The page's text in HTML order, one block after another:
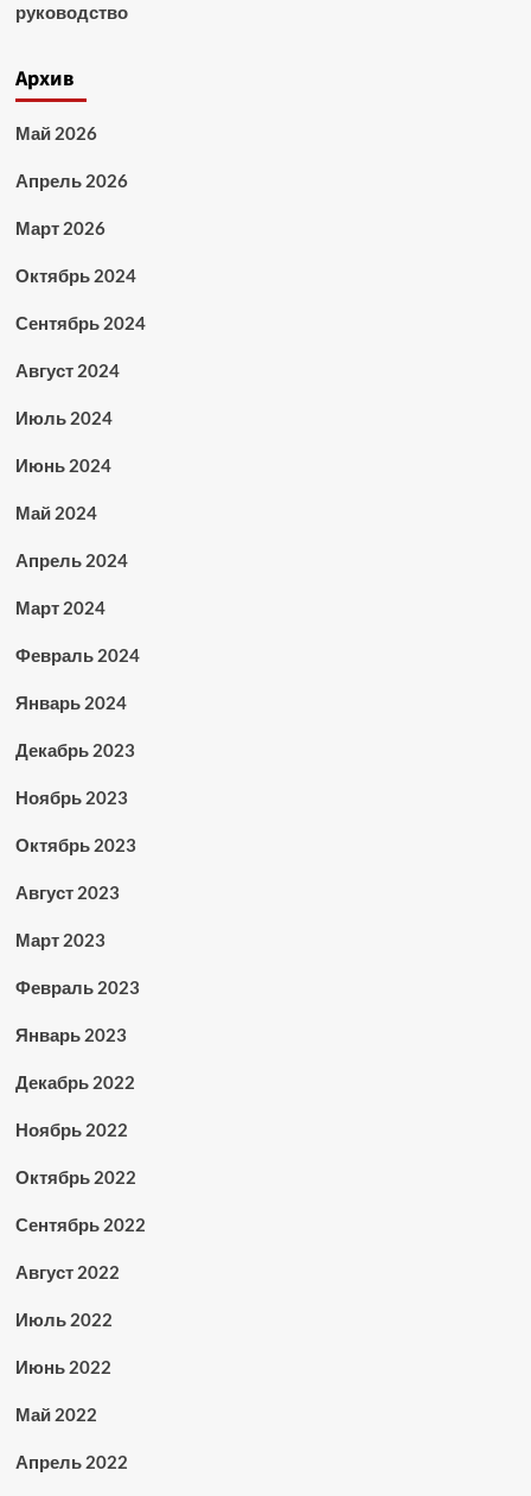
руководство
Архив
Май 2026
Апрель 2026
Март 2026
Октябрь 2024
Сентябрь 2024
Август 2024
Июль 2024
Июнь 2024
Май 2024
Апрель 2024
Март 2024
Февраль 2024
Январь 2024
Декабрь 2023
Ноябрь 2023
Октябрь 2023
Август 2023
Март 2023
Февраль 2023
Январь 2023
Декабрь 2022
Ноябрь 2022
Октябрь 2022
Сентябрь 2022
Август 2022
Июль 2022
Июнь 2022
Май 2022
Апрель 2022